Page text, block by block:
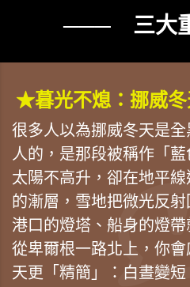
─── 三大
★暮光不熄：挪威冬
很多人以為挪威冬天是
人的，是那段被稱作「藍
太陽不高升，卻在地平
的漸層，雪地把微光反射
港口的燈塔、船身的燈帶
從卑爾根一路北上，你
天更「精簡」：白晝變